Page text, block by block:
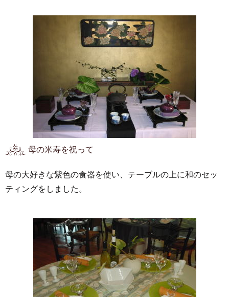
母の米寿を祝って
母の大好きな紫色の食器を使い、テーブルの上に和のセッ
ティングをしました。